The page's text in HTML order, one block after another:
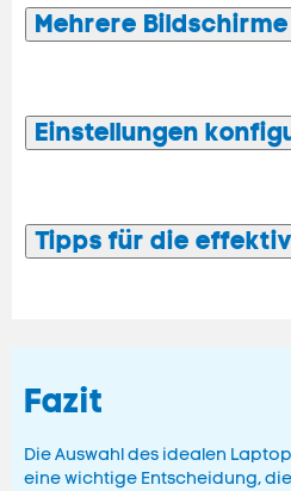
Mehrere
Einstellungen
Tipps für die
Fazit
Die Auswahl des idealen
eine wichtige Entscheidung,